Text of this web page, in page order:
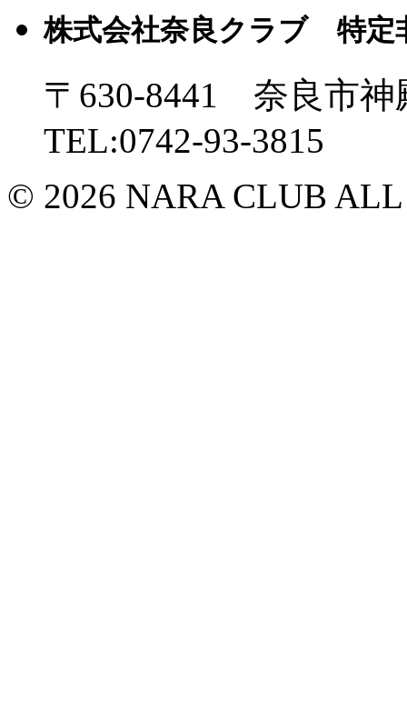
株式会社奈良クラブ 特定
〒630-8441 奈良市
TEL:0742-93-3815
© 2026 NARA CLUB ALL